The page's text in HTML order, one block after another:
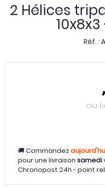
2 Hélices
Réf. :
,
au
Commandez
pour une livraison samedi
Chronopost 24h - point